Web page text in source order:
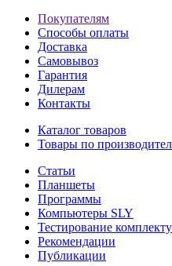
Покупателям
Способы оплаты
Доставка
Самовывоз
Гарантия
Дилерам
Контакты
Каталог товаров
Товары по
Статьи
Планшеты
Программы
Компьютеры SLY
Тестирование
Рекомендации
Публикации